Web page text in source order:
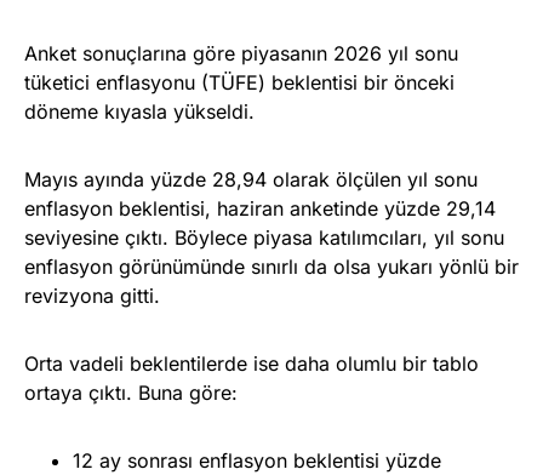
Anket sonuçlarına göre piyasanın 2026 yıl sonu
tüketici enflasyonu (TÜFE) beklentisi bir önceki
döneme kıyasla yükseldi.
Mayıs ayında yüzde 28,94 olarak ölçülen yıl sonu
enflasyon beklentisi, haziran anketinde yüzde 29,14
seviyesine çıktı. Böylece piyasa katılımcıları, yıl sonu
enflasyon görünümünde sınırlı da olsa yukarı yönlü bir
revizyona gitti.
Orta vadeli beklentilerde ise daha olumlu bir tablo
ortaya çıktı. Buna göre:
12 ay sonrası enflasyon beklentisi yüzde